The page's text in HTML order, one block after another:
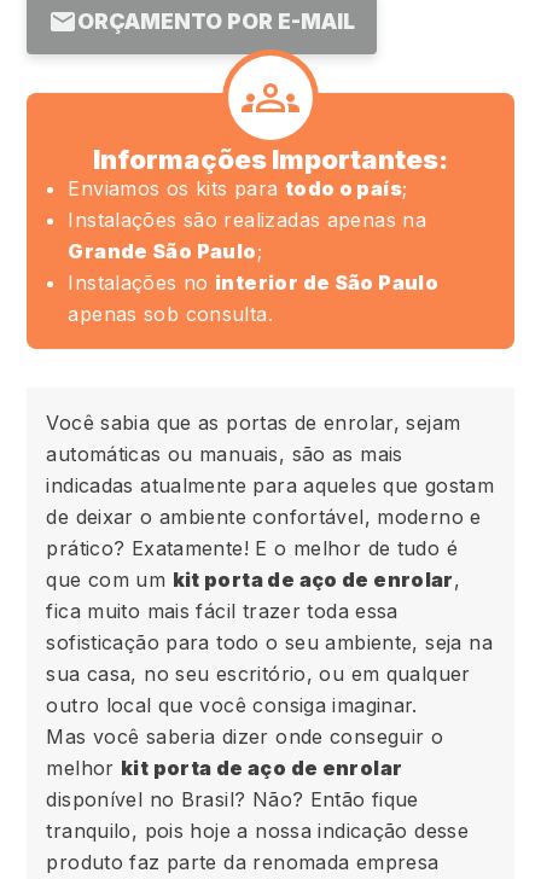
ORÇAMENTO POR E-MAIL
Informações Importantes:
Enviamos os kits para todo o país;
Instalações são realizadas apenas na
Grande São Paulo;
Instalações no interior de São Paulo
apenas sob consulta.
Você sabia que as portas de enrolar, sejam
automáticas ou manuais, são as mais
indicadas atualmente para aqueles que gostam
de deixar o ambiente confortável, moderno e
prático? Exatamente! E o melhor de tudo é
que com um kit porta de aço de enrolar,
fica muito mais fácil trazer toda essa
sofisticação para todo o seu ambiente, seja na
sua casa, no seu escritório, ou em qualquer
outro local que você consiga imaginar.
Mas você saberia dizer onde conseguir o
melhor kit porta de aço de enrolar
disponível no Brasil? Não? Então fique
tranquilo, pois hoje a nossa indicação desse
produto faz parte da renomada empresa